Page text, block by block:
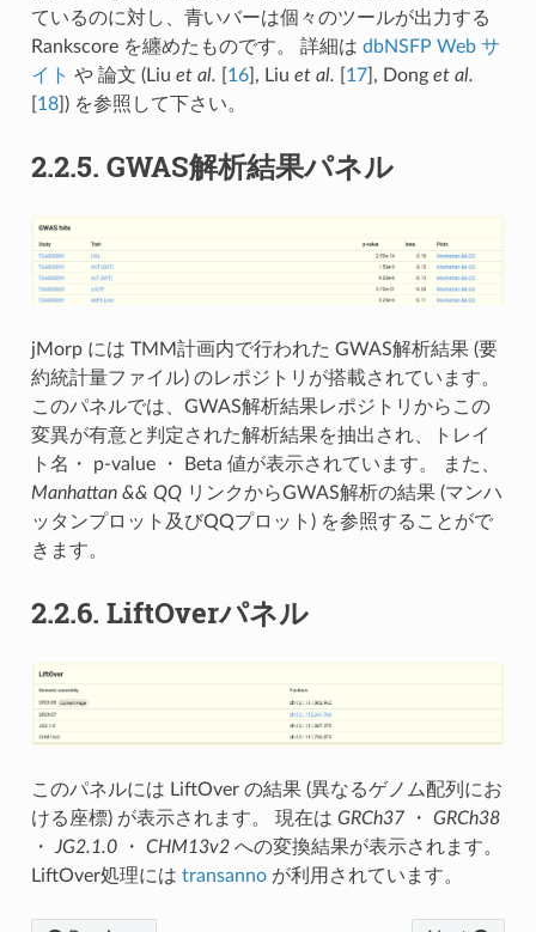
ているのに対し、青いバーは個々のツールが出力する
Rankscore を纏めたものです。 詳細は dbNSFP Web サ
イト や 論文 (Liu et al. 16], Liu et al. 17], Dong et al.
18] ) を参照して下さい。
2.2.5. GWAS解析結果パネル
jMorp には TMM計画内で行われた GWAS解析結果 (要
約統計量ファイル) のレポジトリが搭載されています。
このパネルでは、GWAS解析結果レポジトリからこの
変異が有意と判定された解析結果を抽出され、トレイ
ト名・ p-value ・ Beta 値が表示されています。 また、
Manhattan && QQリンクからGWAS解析の結果 (マンハ
ッタンプロット及びQQプロット) を参照することがで
きます。
2.2.6. LiftOverパネル
このパネルには LiftOver の結果 (異なるゲノム配列にお
ける座標) が表示されます。 現在は GRCh37・ GRCh38
・ JG2.1.0・ CHM13v2への変換結果が表示されます。
LiftOver処理には transannoが利用されています。